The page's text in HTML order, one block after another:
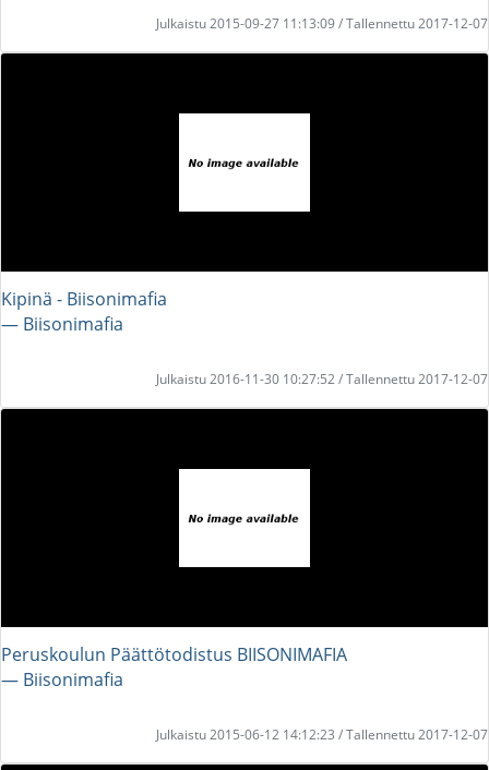
Julkaistu 2015-09-27 11:13:09 / Tallennettu 2017-12-07
Kipinä - Biisonimafia
― Biisonimafia
Julkaistu 2016-11-30 10:27:52 / Tallennettu 2017-12-07
Peruskoulun Päättötodistus BIISONIMAFIA
― Biisonimafia
Julkaistu 2015-06-12 14:12:23 / Tallennettu 2017-12-07